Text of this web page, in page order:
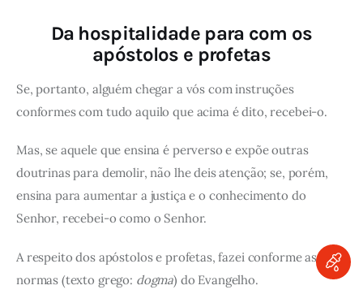
Da hospitalidade para com os
apóstolos e profetas
Se, portanto, alguém chegar a vós com instruções
conformes com tudo aquilo que acima é dito, recebei-o.
Mas, se aquele que ensina é perverso e expõe outras
doutrinas para demolir, não lhe deis atenção; se, porém,
ensina para aumentar a justiça e o conhecimento do
Senhor, recebei-o como o Senhor.
A respeito dos apóstolos e profetas, fazei conforme as
normas (texto grego: dogma) do Evangelho.